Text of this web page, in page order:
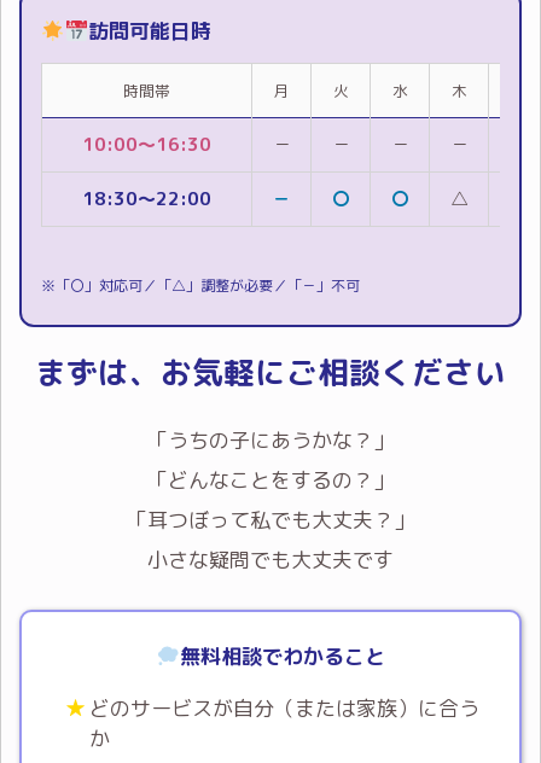
訪問可能日時
時間帯 月 火 水 木
10:00～16:30 － － － －
18:30～22:00 － 〇 〇 △
※「〇」対応可／「△」調整が必要／「－」不可
まずは、 お気軽にご相談ください
「うちの子にあうかな？」
「どんなことをするの？」
「耳つぼって私でも大丈夫？」
小さな疑問でも大丈夫です
無料相談でわかること
どのサービスが自分（または家族）に合う
か